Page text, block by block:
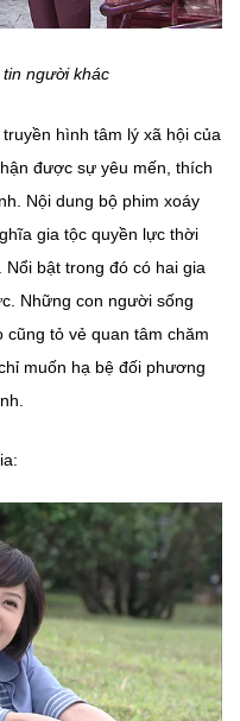
người khác
hình tâm lý xã hội của
được sự yêu mến, thích
Nội dung bộ phim xoáy
gia tộc quyền lực thời
bật trong đó có hai gia
Những con người sống
cũng tỏ vẻ quan tâm chăm
muốn hạ bệ đối phương